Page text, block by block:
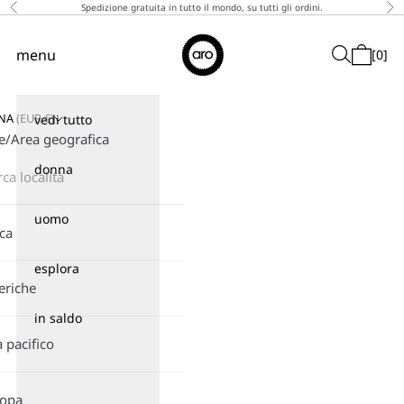
↵Skip to content
↵Skip to menu
↵Skip to footer
↵Open Accessibility Widget
Vai al contenuto
Precedente Spedizione gratuita in tutto il mondo, su tutti gli ordini.
Aro
Menù
menu Cerca
Carrello
[0]
vedi tutto
donna
uomo
esplora
in saldo
(EUR€)
Area geografica
pacifico